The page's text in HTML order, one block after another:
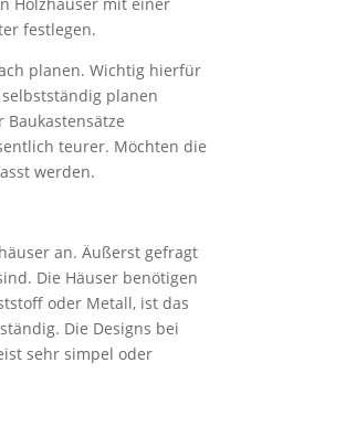
festlegen.
planen. Wichtig hierfür
planen
teurer. Möchten die
werden.
an. Äußerst gefragt
Die Häuser benötigen
oder Metall, ist das
Die Designs bei
sehr simpel oder